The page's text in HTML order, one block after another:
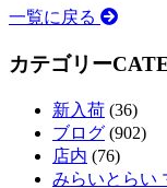
一覧に戻る
カテゴリー
新入荷 (36)
ブログ (902)
店内 (76)
みらいとらい